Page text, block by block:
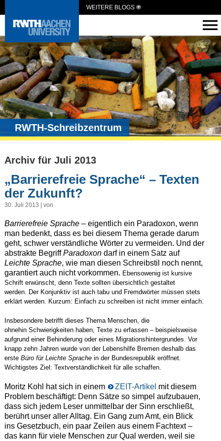
WEITERE BLOGS
RWTH-Schreibzentrum
Archiv für Juli 2013
„Barrierefreie Sprache“ – Texten
der Zukunft?
30. Juli 2013 | von
Barrierefreie Sprache– eigentlich ein Paradoxon, wenn
man bedenkt, dass es bei diesem Thema gerade darum
geht, schwer verständliche Wörter zu vermeiden. Und der
abstrakte BegriffParadoxondarf in einem Satz auf
Leichte Sprache, wie man diesen Schreibstil noch nennt,
garantiert auch nicht vorkommen. Ebensowenig ist kursive
Schrift erwünscht, denn Texte sollten übersichtlich gestaltet
werden. Der Konjunktiv ist auch tabu und Fremdwörter müssen stets
erklärt werden. Kurzum: Einfach zu schreiben ist nicht immer einfach.
Insbesondere betrifft dieses Thema Menschen, die
ohnehin Schwierigkeiten haben, Texte zu erfassen – beispielsweise
aufgrund einer Behinderung oder eines Migrationshintergrundes. Vor
knapp zehn Jahren wurde von der Lebenshilfe Bremen deshalb das
erste Büro für Leichte Sprachein der Bundesrepublik eröffnet.
Wichtigstes Ziel: Textverständlichkeit für alle schaffen.
Moritz Kohl hat sich in einem ZEIT-Artikel mit diesem
Problem beschäftigt: Denn Sätze so simpel aufzubauen,
dass sich jedem Leser unmittelbar der Sinn erschließt,
berührt unser aller Alltag. Ein Gang zum Amt, ein Blick
ins Gesetzbuch, ein paar Zeilen aus einem Fachtext –
das kann für viele Menschen zur Qual werden, weil sie